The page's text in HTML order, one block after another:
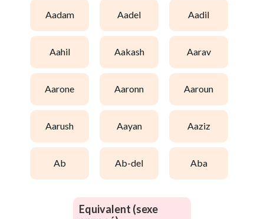
aadam aadel aadil
aahil aakash aarav
aarone aaronn aaroun
aarush aayan aaziz
ab ab-del aba
Equivalent (sexe